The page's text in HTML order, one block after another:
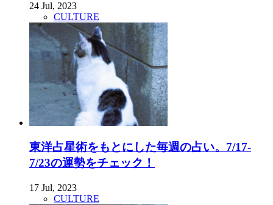
24 Jul, 2023
CULTURE
東洋占星術をもとにした毎週の占い。7/17-
7/23の運勢をチェック！
17 Jul, 2023
CULTURE